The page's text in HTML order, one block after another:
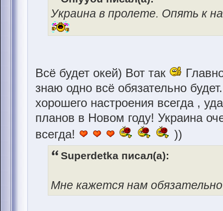
Украина в пролете. Опять к
Всё будет окей) Вот так
знаю одно всё обязательно
хорошего настроения всегда ,
планов в Новом году! Украина
всегда!
))
Superdetka писал(а):
Мне кажется нам